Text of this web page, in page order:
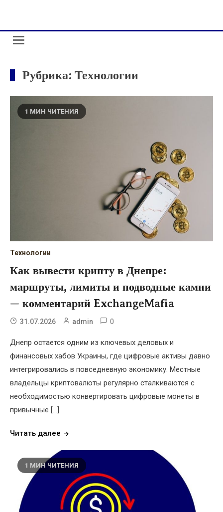
content
Рубрика: Технологии
1 МИН ЧИТЕНИЯ
Технологии
Как вывести крипту в Днепре:
маршруты, лимиты и подводные камни
— комментарий ExchangeMafia
31.07.2026 admin 0
Днепр остается одним из ключевых деловых и
финансовых хабов Украины, где цифровые активы давно
интегрировались в повседневную экономику. Местные
владельцы криптовалюты регулярно сталкиваются с
необходимостью конвертировать цифровые монеты в
привычные […]
Читать далее
1 МИН ЧИТЕНИЯ